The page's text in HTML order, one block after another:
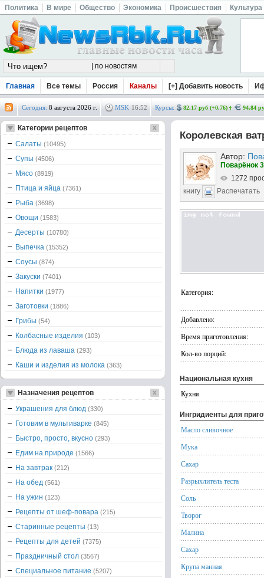
Политика В мире Общество Экономика Происшествия Культура
Главная Все темы Россия Каналы [+] Добавить новость
Сегодня: 8 августа 2026 г. MSK 16:52 Курсы: 82.17 руб (+0.76) 94.84
Королевская
Автор:
Поварёнок
1272
книгу
Распечатать
Категория:
Добавлено:
Время приготовления:
Кол-во порций:
Национальная кухня
Кухня
Ингридиенты для
Масло сливочное
Мука
Сахар
Разрыхлитель теста
Соль
Творог
Малина
Сахар
Крупа манная
Категории рецептов
Салаты (10495)
Супы (4506)
Мясо (8919)
Птица и яйца (7361)
Рыба (3698)
Овощи (1583)
Десерты (10780)
Выпечка (15352)
Соусы (874)
Закуски (7401)
Напитки (1977)
Заготовки (1886)
Грибы (54)
Колбасные изделия (103)
Блюда из лаваша (293)
Каши и изделия из молока (363)
Назначения рецептов
Украшения для блюд (330)
Готовим в мультиварке (845)
Быстро, просто, вкусно (293)
Едим на природе (1566)
На завтрак (212)
На обед (561)
На ужин (123)
Рецепты от шеф-повара (215)
Старинные рецепты (13)
Рецепты для детей (7375)
Праздничный стол (3567)
Специальное питание (5207)